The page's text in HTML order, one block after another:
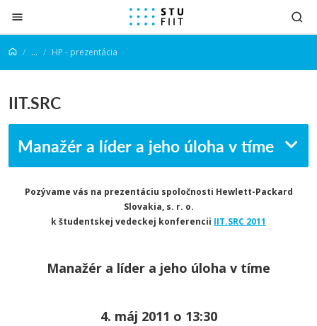
Prejsť na obsah
... HP - prezentácia
IIT.SRC
Manažér a líder a jeho úloha v tíme
Pozývame vás na prezentáciu spoločnosti Hewlett-Packard
Slovakia, s. r. o.
k študentskej vedeckej konferencii IIT.SRC 2011
Manažér a líder a jeho úloha v tíme
4. máj 2011 o 13:30